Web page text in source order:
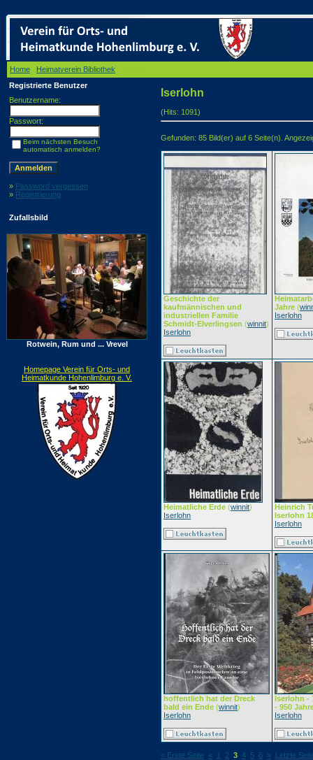
Home Heimatverein Bibliothek
Registrierte Benutzer
Benutzername:
Passwort:
Beim nächsten Besuch
automatisch anmelden?
» Password vergessen
» Registrierung
Zufallsbild
Rotwein, Rum und ... Vrevel
Homepage Verein für Orts- und
Heimatkunde Hohenlimburg e. V.
Iserlohn
(Hits: 1091)
Gefunden: 85 Bild(er) auf 6 Seite(n).
Geschichte der
kaufmännischen und
industriellen Familie
Schmidt-Elverlingsen (winnit)
Iserlohn
Jahre (
Iserlohn
Heimatliche Erde (winnit)
Iserlohn
Heinrich
Iserlohn
Iserlohn
hoffentlich hat der Dreck
bald ein Ende (winnit)
Iserlohn
Iserlohn -
- 950
Iserlohn
« Erste Seite « 1 2 3 4 5 6 » Letzte